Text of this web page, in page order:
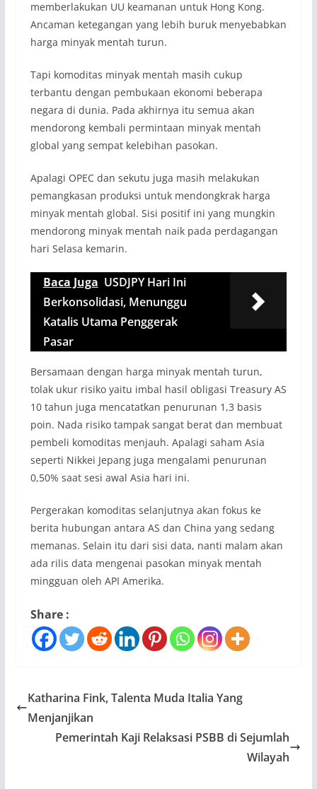
memberlakukan UU keamanan untuk Hong Kong.
Ancaman ketegangan yang lebih buruk menyebabkan
harga minyak mentah turun.
Tapi komoditas minyak mentah masih cukup
terbantu dengan pembukaan ekonomi beberapa
negara di dunia. Pada akhirnya itu semua akan
mendorong kembali permintaan minyak mentah
global yang sempat kelebihan pasokan.
Apalagi OPEC dan sekutu juga masih melakukan
pemangkasan produksi untuk mendongkrak harga
minyak mentah global. Sisi positif ini yang mungkin
mendorong minyak mentah naik pada perdagangan
hari Selasa kemarin.
Baca Juga USDJPY Hari Ini
Berkonsolidasi, Menunggu
Katalis Utama Penggerak
Pasar
Bersamaan dengan harga minyak mentah turun,
tolak ukur risiko yaitu imbal hasil obligasi Treasury AS
10 tahun juga mencatatkan penurunan 1,3 basis
poin. Nada risiko tampak sangat berat dan membuat
pembeli komoditas menjauh. Apalagi saham Asia
seperti Nikkei Jepang juga mengalami penurunan
0,50% saat sesi awal Asia hari ini.
Pergerakan komoditas selanjutnya akan fokus ke
berita hubungan antara AS dan China yang sedang
memanas. Selain itu dari sisi data, nanti malam akan
ada rilis data mengenai pasokan minyak mentah
mingguan oleh API Amerika.
Share :
Katharina Fink, Talenta Muda Italia Yang
Menjanjikan
Pemerintah Kaji Relaksasi PSBB di Sejumlah
Wilayah